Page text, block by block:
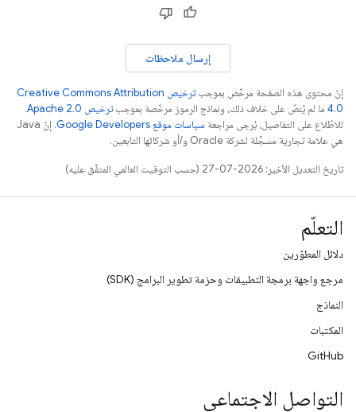
إرسال ملاحظات
إنّ محتوى هذه الصفحة مرخّص بموجب
ترخيص Creative Commons Attribution
4.0‏ ما لم يُنصّ على خلاف ذلك، ونماذج الرموز مرخّصة بموجبترخيص Apache 2.0‏
.
للاطّلاع على التفاصيل، يُرجى مراجعة سياسات موقع Google Developers‏
. إنّ Java
هي علامة تجارية مسجَّلة لشركة Oracle و/أو شركائها التابعين.
تاريخ التعديل الأخير: 2026-07-27 (حسب التوقيت العالمي المتفَّق عليه)
التعلّم
دلائل المطوّرين
مرجع واجهة برمجة التطبيقات وحزمة تطوير البرامج (SDK)
النماذج
المكتبات
GitHub
التواصل الاجتماعي